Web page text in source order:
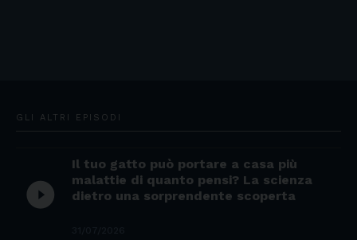
GLI ALTRI EPISODI
play_circle_filled
Il tuo gatto può portare a casa più
malattie di quanto pensi? La scienza
dietro una sorprendente scoperta